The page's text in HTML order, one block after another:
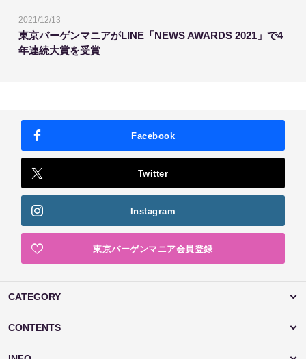
2021/12/13
東京バーゲンマニアがLINE「NEWS AWARDS 2021」で4
年連続大賞を受賞
Facebook
Twitter
Instagram
東京バーゲンマニア会員登録
CATEGORY
CONTENTS